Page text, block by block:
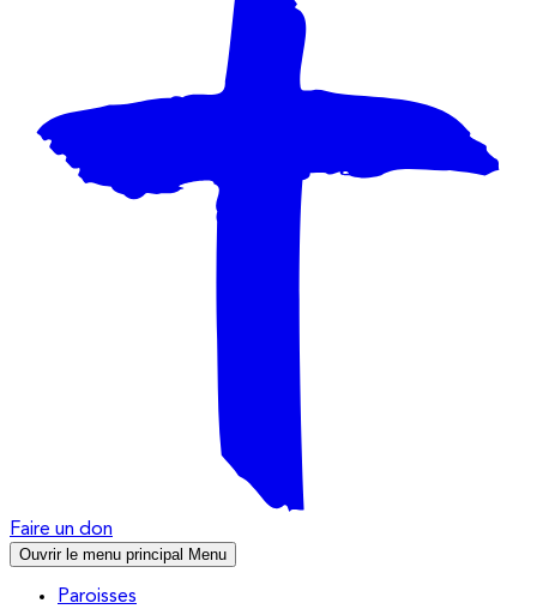
Faire un don
Ouvrir le menu principal Menu
Paroisses